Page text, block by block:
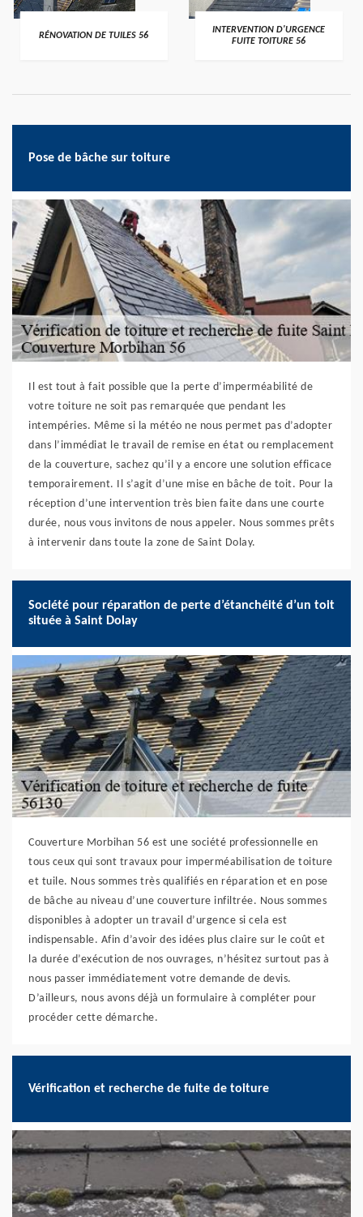
>
RÉNOVATION DE TUILES 56 >
INTERVENTION D'URGENCE
FUITE TOITURE 56
Pose de bâche sur toiture
Il est tout à fait possible que la perte d’imperméabilité de
votre toiture ne soit pas remarquée que pendant les
intempéries. Même si la météo ne nous permet pas d’adopter
dans l’immédiat le travail de remise en état ou remplacement
de la couverture, sachez qu’il y a encore une solution efficace
temporairement. Il s’agit d’une mise en bâche de toit. Pour la
réception d’une intervention très bien faite dans une courte
durée, nous vous invitons de nous appeler. Nous sommes prêts
à intervenir dans toute la zone de Saint Dolay.
Société pour réparation de perte d’étanchéité d’un toit
située à Saint Dolay
Couverture Morbihan 56 est une société professionnelle en
tous ceux qui sont travaux pour imperméabilisation de toiture
et tuile. Nous sommes très qualifiés en réparation et en pose
de bâche au niveau d’une couverture infiltrée. Nous sommes
disponibles à adopter un travail d’urgence si cela est
indispensable. Afin d’avoir des idées plus claire sur le coût et
la durée d’exécution de nos ouvrages, n’hésitez surtout pas à
nous passer immédiatement votre demande de devis.
D’ailleurs, nous avons déjà un formulaire à compléter pour
procéder cette démarche.
Vérification et recherche de fuite de toiture